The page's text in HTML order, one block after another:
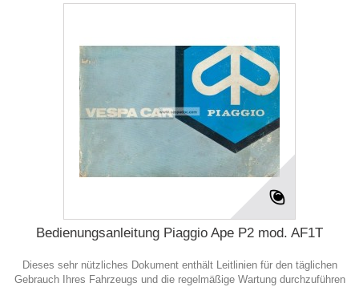
Bedienungsanleitung Piaggio Ape P2 mod. AF1T
Dieses sehr nützliches Dokument enthält Leitlinien für den täglichen
Gebrauch Ihres Fahrzeugs und die regelmäßige Wartung durchzuführen